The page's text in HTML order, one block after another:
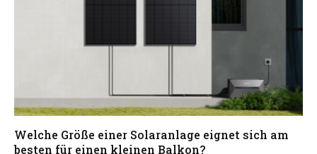
Welche Größe einer Solaranlage eignet sich am
besten für einen kleinen Balkon?